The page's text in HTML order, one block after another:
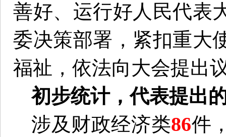
善好、运行好人民代表
委决策部署，紧扣重大
福祉，依法向大会提出
初步统计，代表提出
涉及财政经济类86件